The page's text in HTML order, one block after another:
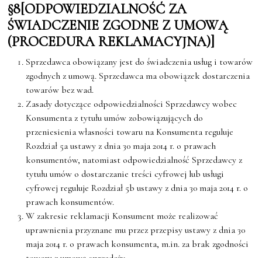
§8 [ODPOWIEDZIALNOŚĆ ZA
ŚWIADCZENIE ZGODNE Z UMOWĄ
(PROCEDURA REKLAMACYJNA)]
Sprzedawca obowiązany jest do świadczenia usług i towarów
zgodnych z umową. Sprzedawca ma obowiązek dostarczenia
towarów bez wad.
Zasady dotyczące odpowiedzialności Sprzedawcy wobec
Konsumenta z tytułu umów zobowiązujących do
przeniesienia własności towaru na Konsumenta reguluje
Rozdział 5a ustawy z dnia 30 maja 2014 r. o prawach
konsumentów, natomiast odpowiedzialność Sprzedawcy z
tytułu umów o dostarczanie treści cyfrowej lub usługi
cyfrowej reguluje Rozdział 5b ustawy z dnia 30 maja 2014 r. o
prawach konsumentów.
W zakresie reklamacji Konsument może realizować
uprawnienia przyznane mu przez przepisy ustawy z dnia 30
maja 2014 r. o prawach konsumenta, m.in. za brak zgodności